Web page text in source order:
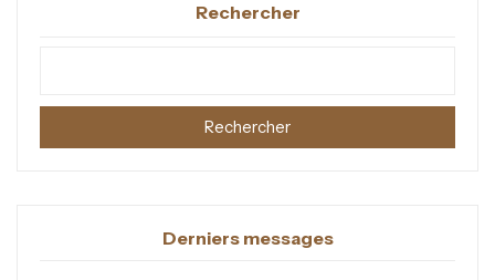
Rechercher
Rechercher
Derniers messages